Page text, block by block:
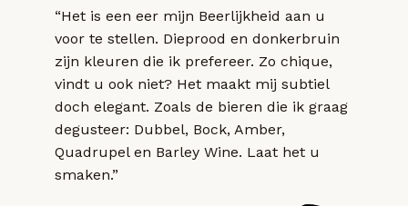
“Het is een eer mijn Beerlijkheid aan u
voor te stellen. Dieprood en donkerbruin
zijn kleuren die ik prefereer. Zo chique,
vindt u ook niet? Het maakt mij subtiel
doch elegant. Zoals de bieren die ik graag
degusteer: Dubbel, Bock, Amber,
Quadrupel en Barley Wine. Laat het u
smaken.”